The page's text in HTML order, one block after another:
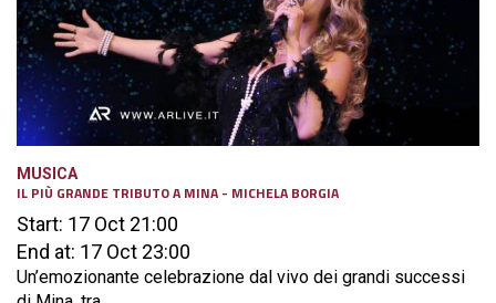
MUSICA
IL PIÙ GRANDE TRIBUTO A MINA - MICHELA BORGIA
Start: 17 Oct 21:00
End at: 17 Oct 23:00
Un’emozionante celebrazione dal vivo dei grandi successi